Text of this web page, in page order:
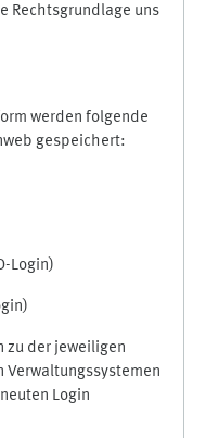
Rechtsgrundlage uns
werden folgende
gespeichert:
Login)
zu der jeweiligen
Verwaltungssystemen
Login